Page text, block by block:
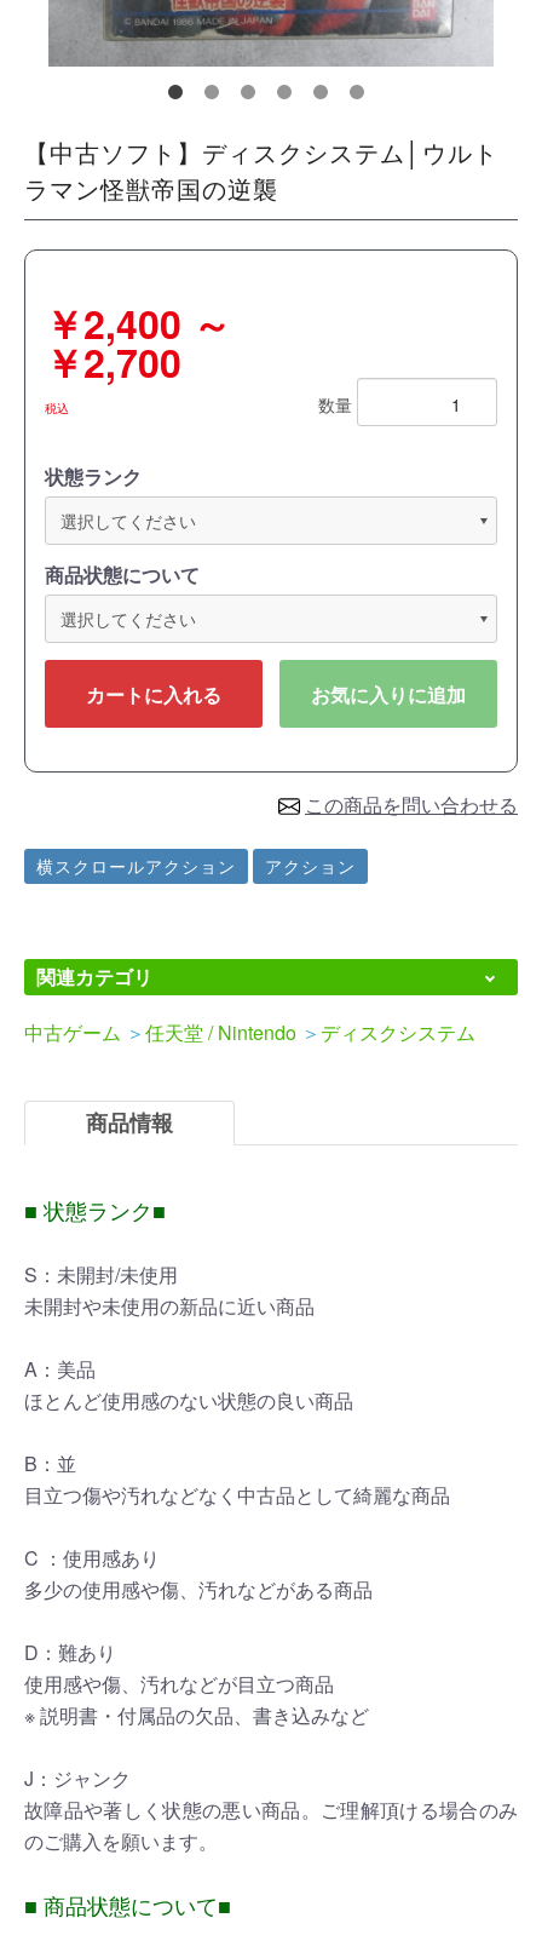
【中古ソフト】ディスクシステム│ウルト
ラマン怪獣帝国の逆襲
￥2,400 ～
￥2,700
税込
状態ランク
商品状態について
数量
カートに入れる お気に入りに追加
この商品を問い合わせる
横スクロールアクション アクション
関連カテゴリ
中古ゲーム ＞任天堂 / Nintendo ＞ ディスクシステム
商品情報
■ 状態ランク■
S：未開封/未使用
未開封や未使用の新品に近い商品
A：美品
ほとんど使用感のない状態の良い商品
B：並
目立つ傷や汚れなどなく中古品として綺麗な商品
C ：使用感あり
多少の使用感や傷、汚れなどがある商品
D：難あり
使用感や傷、汚れなどが目立つ商品
※ 説明書・付属品の欠品、書き込みなど
J：ジャンク
故障品や著しく状態の悪い商品。ご理解頂ける場合のみ
のご購入を願います。
■ 商品状態について■